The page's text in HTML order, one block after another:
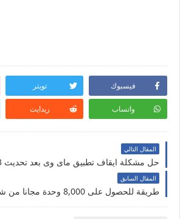
فيسبوك تويتر
واتساب ريدايت
المقال التالي
حل مشكلة ايقاف تطبيق ماى وى بعد تحديث 2023
المقال السابق
طريقة للحصول على 8,000 وحدة مجانا من شبكة اورنج 2023